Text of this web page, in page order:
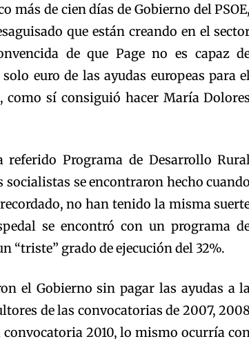
más de cien días de Gobierno del PSOE,
que están creando en el
de que Page no es capaz
euro de las ayudas europeas para
sí consiguió hacer María Dolores
Programa de Desarrollo
socialistas se encontraron hecho cuando
no han tenido la misma
se encontró con un programa
“triste” grado de ejecución del 32%.
el Gobierno sin pagar las ayudas a
de las convocatorias de 2007, 2008
2010, lo mismo ocurría